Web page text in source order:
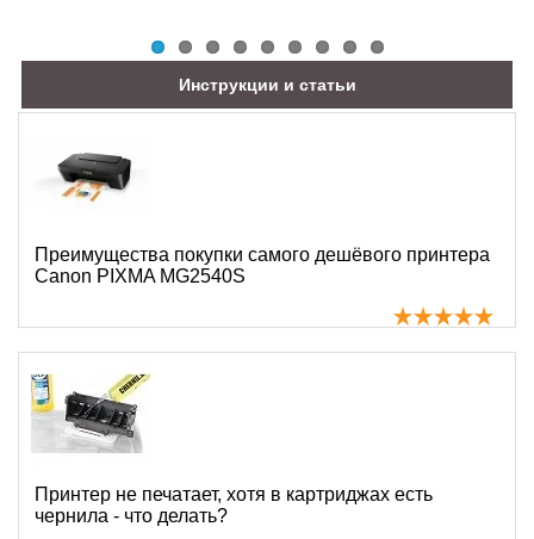
Инструкции и статьи
Преимущества покупки самого дешёвого принтера
Canon PIXMA MG2540S
Принтер не печатает, хотя в картриджах есть
чернила - что делать?